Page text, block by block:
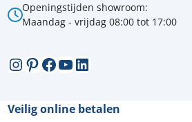
Openingstijden showroom:
Maandag - vrijdag 08:00 tot 17:00
Instagram
Pinterest
Facebook
YouTube
LinkedIn
Veilig online betalen